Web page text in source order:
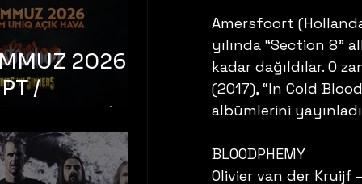
Amersfoort
yılında “Section 8”
kadar dağıldılar. O
(2017), “In Cold
albümlerini
BLOODPHEMY
Olivier van der Kruijf
2026 –
/
/
‘N’
– İstanbul,